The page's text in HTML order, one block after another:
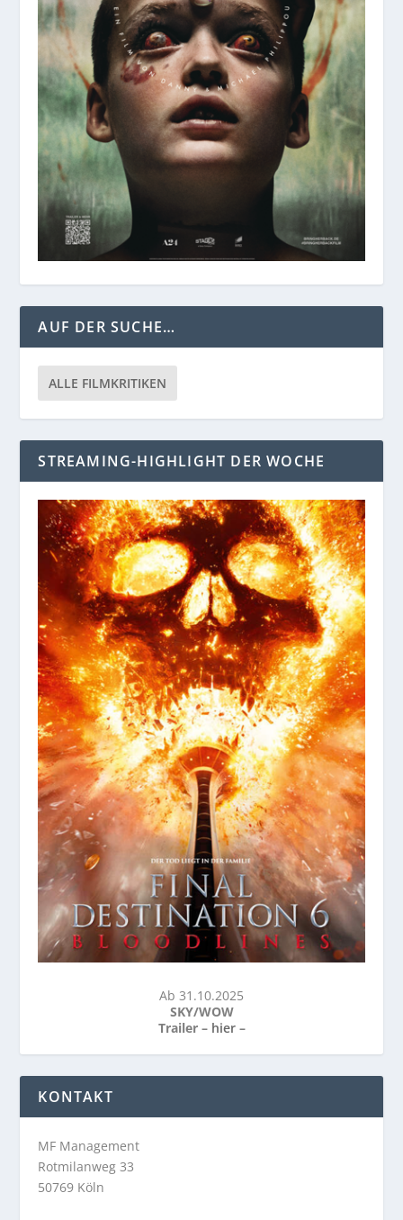
AUF DER SUCHE…
ALLE FILMKRITIKEN
STREAMING-HIGHLIGHT DER WOCHE
Ab 31.10.2025
SKY/WOW
Trailer – hier –
KONTAKT
MF Management
Rotmilanweg 33
50769 Köln